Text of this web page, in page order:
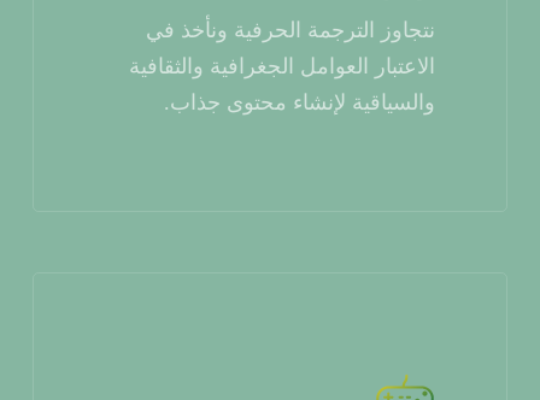
نتجاوز الترجمة الحرفية ونأخذ في
الاعتبار العوامل الجغرافية والثقافية
والسياقية لإنشاء محتوى جذاب.